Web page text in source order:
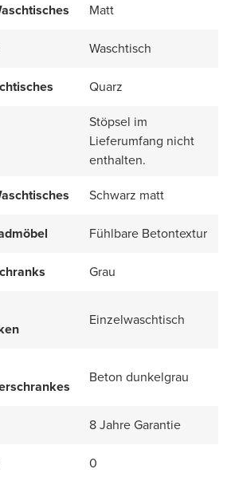
Matt
Waschtisch
Quarz
Stöpsel im
Lieferumfang nicht
enthalten.
Schwarz matt
Fühlbare Betontextur
Grau
Einzelwaschtisch
Beton dunkelgrau
8 Jahre Garantie
0